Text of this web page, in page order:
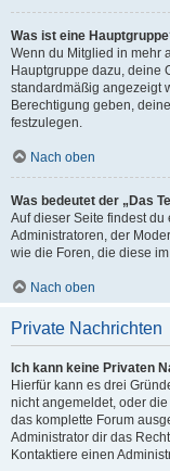
Was ist eine
Wenn du Mitglied in mehr
Hauptgruppe dazu, deine
standardmäßig angezeigt
Berechtigung geben,
festzulegen.
Nach oben
Was bedeutet der „Das
Auf dieser Seite findest
Administratoren, der
wie die Foren, die diese
Nach oben
Private Nachrichten
Ich kann keine Privaten
Hierfür kann es drei
nicht angemeldet, oder
das komplette Forum
Administrator dir das
Kontaktiere einen